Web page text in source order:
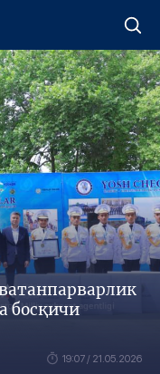
босқичи
19:07 / 21.05.2026